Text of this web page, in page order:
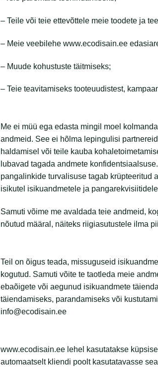
– Teile või teie ettevõttele meie toodete ja
– Meie veebilehe www.ecodisain.ee
– Muude kohustuste täitmiseks;
– Teie teavitamiseks tooteuudistest,
Me ei müü ega edasta mingil moel
andmeid. See ei hõlma lepingulisi
haldamisel või teile kauba
lubavad tagada andmete
pangalinkide turvalisuse tagab krüpteeritud
isikutel isikuandmetele ja
Samuti võime me avaldada teie andmeid,
nõutud määral, näiteks riigiasutustele ilma
Teil on õigus teada, missuguseid
kogutud. Samuti võite te taotleda meie
ebaõigete või aegunud isikuandmete
täiendamiseks, parandamiseks või
info@ecodisain.ee
www.ecodisain.ee lehel kasutatakse
automaatselt kliendi poolt kasutatavasse